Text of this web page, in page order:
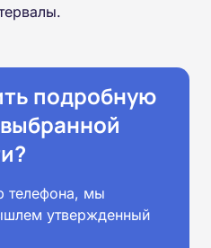
подробную
телефона, мы
утвержденный